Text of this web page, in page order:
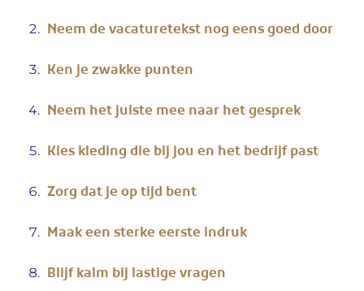
Neem de vacaturetekst nog eens goed door
Ken je zwakke punten
Neem het juiste mee naar het gesprek
Kies kleding die bij jou en het bedrijf past
Zorg dat je op tijd bent
Maak een sterke eerste indruk
Blijf kalm bij lastige vragen